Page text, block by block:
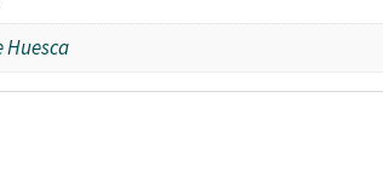
Huesca